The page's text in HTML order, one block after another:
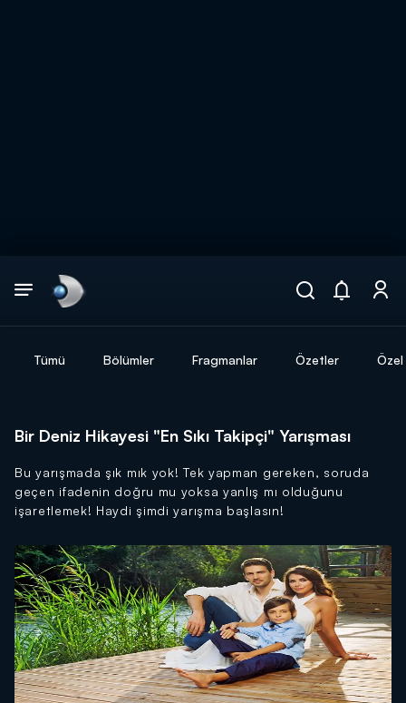
Tümü Bölümler Fragmanlar Özetler
Bir Deniz Hikayesi "En Sıkı Takipçi" Yarışması
Bu yarışmada şık mık yok! Tek yapman gereken, soruda
geçen ifadenin doğru mu yoksa yanlış mı olduğunu
işaretlemek! Haydi şimdi yarışma başlasın!